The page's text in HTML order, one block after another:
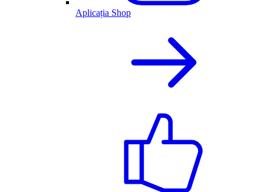
Aplicația Shop